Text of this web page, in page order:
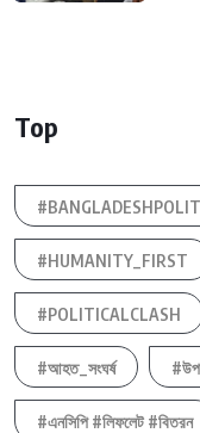
Top
#HUMANITY_FIRST
#POLITICALCLASH
#আহত_সংঘর্ষ
#এনসিপি #লিফলেট #বিতরন